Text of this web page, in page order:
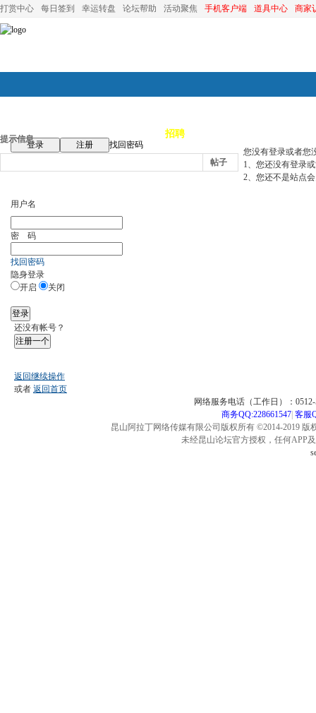
打赏中心 每日签到 幸运转盘 论坛帮助 活动聚焦 手机客户端 道具中心 商家
论坛首页 招聘
登录 注册
找回密码
帖子
提示信息
您没有登录或者您
1、您还没有登录
2、您还不是站点
用户名
密 码
找回密码
隐身登录
开启
关闭
登录
还没有帐号？
注册一个
返回继续操作
或者 返回首页
网络服务电话（工作日）：
商务QQ:228661547| 客服
昆山阿拉丁网络传媒有限公司版权所有 ©2014-2019
未经昆山论坛官方授权，任何APP